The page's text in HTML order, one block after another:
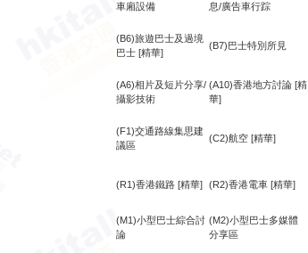
車廂設備
息/廣告車行踪
(B6)旅遊巴士及過境
巴士 [精華]
(B7)巴士特別所見
(A6)相片及短片分享/
攝影技術
(A10)香港地方討論 [精
華]
(F1)交通路線集思建
議區
(C2)航空 [精華]
(R1)香港鐵路 [精華] (R2)香港電車 [精華]
(M1)小型巴士綜合討
論
(M2)小型巴士多媒體
分享區